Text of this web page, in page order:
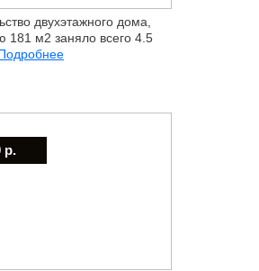
двухэтажного дома,
181 м2 заняло всего 4.5
р.